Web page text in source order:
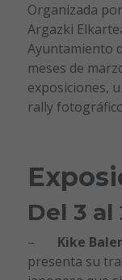
Organizada
Argazki
Ayuntamiento
meses de
exposiciones,
rally
Del 3 al
– Kike
presenta su